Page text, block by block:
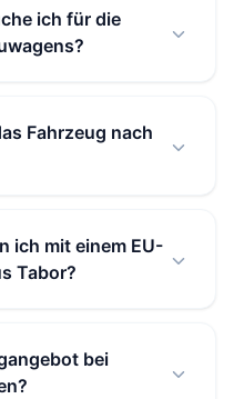
ich für die
Fahrzeug nach
ich mit einem EU-
Tabor?
bei